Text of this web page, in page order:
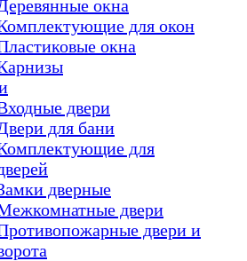
окна
для окон
окна
двери
для бани
для
дверные
двери
двери и